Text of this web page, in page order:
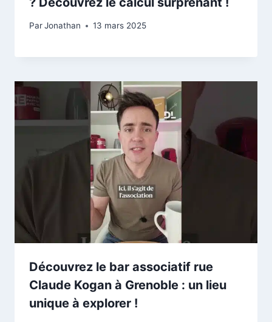
ParJonathan 13 mars 2025
Découvrez le bar associatif rue
Claude Kogan à Grenoble : un lieu
unique à explorer !